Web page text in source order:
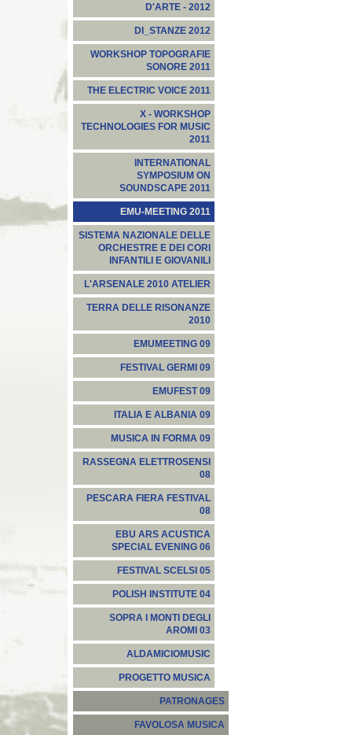
D'ARTE - 2012
DI_STANZE 2012
WORKSHOP TOPOGRAFIE
SONORE 2011
THE ELECTRIC VOICE 2011
X - WORKSHOP
TECHNOLOGIES FOR MUSIC
2011
INTERNATIONAL
SYMPOSIUM ON
SOUNDSCAPE 2011
EMU-MEETING 2011
SISTEMA NAZIONALE DELLE
ORCHESTRE E DEI CORI
INFANTILI E GIOVANILI
L'ARSENALE 2010 ATELIER
TERRA DELLE RISONANZE
2010
EMUMEETING 09
FESTIVAL GERMI 09
EMUFEST 09
ITALIA E ALBANIA 09
MUSICA IN FORMA 09
RASSEGNA ELETTROSENSI
08
PESCARA FIERA FESTIVAL
08
EBU ARS ACUSTICA
SPECIAL EVENING 06
FESTIVAL SCELSI 05
POLISH INSTITUTE 04
SOPRA I MONTI DEGLI
AROMI 03
ALDAMICIOMUSIC
PROGETTO MUSICA
PATRONAGES
FAVOLOSA MUSICA